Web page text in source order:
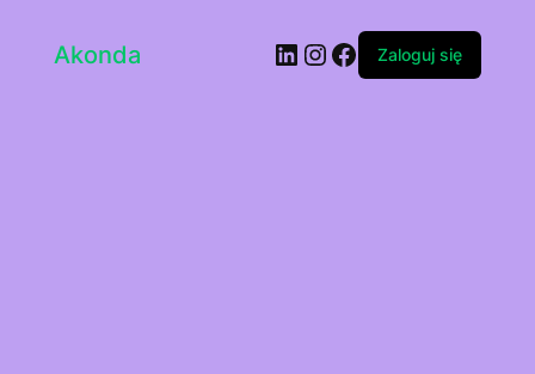
Akonda LinkedIn
Instagram
Facebook
Zaloguj się